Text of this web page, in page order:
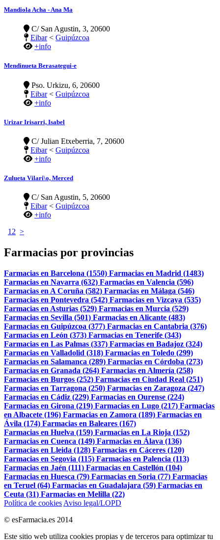
Mandiola Acha - Ana Ma
C/ San Agustin, 3, 20600
Eibar< Guipúzcoa
+info
Mendinueta Berasategui-e
Pso. Urkizu, 6, 20600
Eibar< Guipúzcoa
+info
Urizar Irisarri, Isabel
C/ Julian Etxeberria, 7, 20600
Eibar< Guipúzcoa
+info
Zulueta Vilari\o, Merced
C/ San Agustin, 5, 20600
Eibar< Guipúzcoa
+info
1 2 >
Farmacias por provincias
Farmacias en Barcelona (1550) Farmacias en Madrid (1483)
Farmacias en Navarra (632) Farmacias en Valencia (596)
Farmacias en A Coruña (582) Farmacias en Málaga (546)
Farmacias en Pontevedra (542) Farmacias en Vizcaya (535)
Farmacias en Asturias (529) Farmacias en Murcia (529)
Farmacias en Sevilla (501) Farmacias en Alicante (483)
Farmacias en Guipúzcoa (377) Farmacias en Cantabria (376)
Farmacias en León (373) Farmacias en Tenerife (343)
Farmacias en Las Palmas (337) Farmacias en Badajoz (324)
Farmacias en Valladolid (318) Farmacias en Toledo (299)
Farmacias en Salamanca (289) Farmacias en Córdoba (273)
Farmacias en Granada (264) Farmacias en Almería (258)
Farmacias en Burgos (252) Farmacias en Ciudad Real (251)
Farmacias en Tarragona (250) Farmacias en Zaragoza (247)
Farmacias en Cádiz (229) Farmacias en Ourense (224)
Farmacias en Girona (219) Farmacias en Lugo (217) Farmacias
en Albacete (196) Farmacias en Zamora (189) Farmacias en
Ávila (174) Farmacias en Baleares (167)
Farmacias en Huelva (159) Farmacias en La Rioja (152)
Farmacias en Cuenca (149) Farmacias en Álava (136)
Farmacias en Lleida (128) Farmacias en Cáceres (120)
Farmacias en Segovia (115) Farmacias en Palencia (113)
Farmacias en Jaén (111) Farmacias en Castellón (104)
Farmacias en Huesca (79) Farmacias en Soria (77) Farmacias
en Teruel (64) Farmacias en Guadalajara (59) Farmacias en
Ceuta (31) Farmacias en Melilla (22)
Política de cookies Aviso legal/LOPD
© esFarmacia.es 2014
Este sitio web utiliza cookies propias y de terceros para optimizar tu